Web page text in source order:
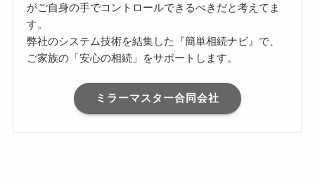
がご自身の手でコントロールできるべきだと考えてま
す。
弊社のシステム技術を結集した『簡単相続ナビ』で、
ご家族の「安心の相続」をサポートします。
ミラーマスター合同会社